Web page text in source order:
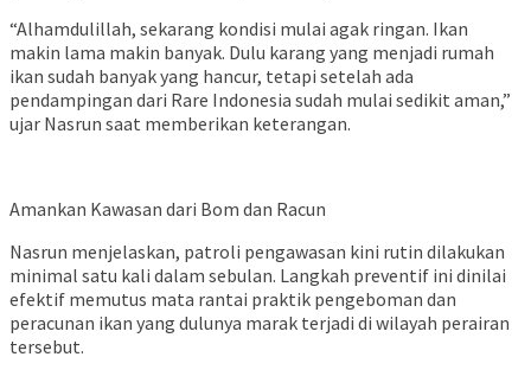
“Alhamdulillah, sekarang kondisi mulai agak ringan. Ikan
makin lama makin banyak. Dulu karang yang menjadi rumah
ikan sudah banyak yang hancur, tetapi setelah ada
pendampingan dari Rare Indonesia sudah mulai sedikit aman,”
ujar Nasrun saat memberikan keterangan.
Amankan Kawasan dari Bom dan Racun
Nasrun menjelaskan, patroli pengawasan kini rutin dilakukan
minimal satu kali dalam sebulan. Langkah preventif ini dinilai
efektif memutus mata rantai praktik pengeboman dan
peracunan ikan yang dulunya marak terjadi di wilayah perairan
tersebut.